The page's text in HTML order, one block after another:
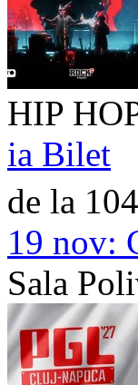
HIP
ia Bilet
de la 104
19 nov:
Sala